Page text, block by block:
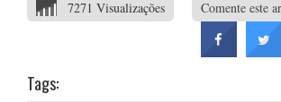
7271 Visualizações Comente este
Tags: